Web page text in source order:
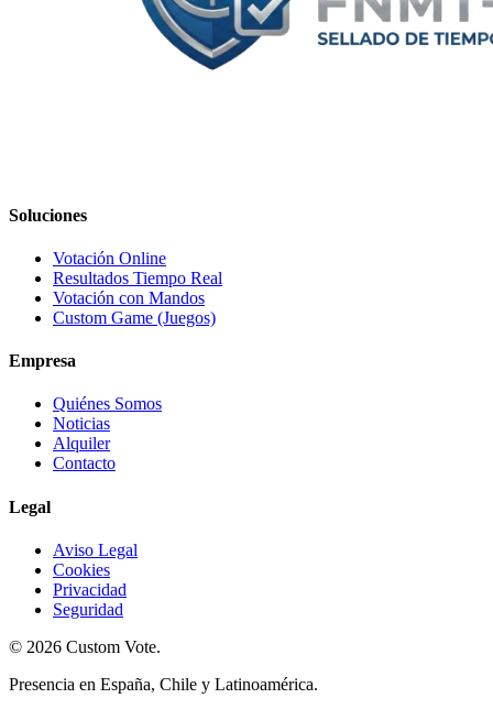
Soluciones
Votación Online
Resultados Tiempo Real
Votación con Mandos
Custom Game (Juegos)
Empresa
Quiénes Somos
Noticias
Alquiler
Contacto
Legal
Aviso Legal
Cookies
Privacidad
Seguridad
© 2026 Custom Vote.
Presencia en España, Chile y Latinoamérica.